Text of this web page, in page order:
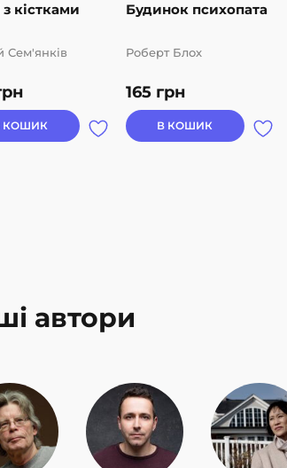
з кістками
Сем'янків
КОШИК
Будинок психопата
165 грн
Роберт Блох
В КОШИК
автори